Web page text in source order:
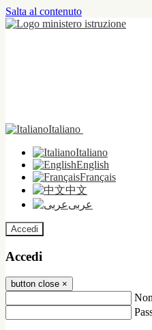
Salta al contenuto
Italiano
Italiano
English
Français
中文
عربى
Accedi
Accedi
button close ×